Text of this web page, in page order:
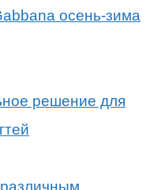
осень-зима
решение для